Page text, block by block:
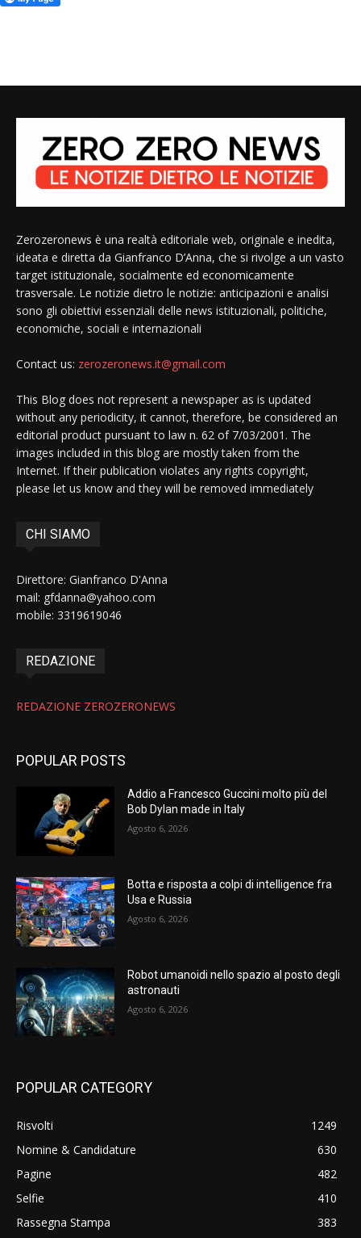
Zerozeronews è una realtà editoriale web, originale e inedita,
ideata e diretta da Gianfranco D’Anna, che si rivolge a un vasto
target istituzionale, socialmente ed economicamente
trasversale. Le notizie dietro le notizie: anticipazioni e analisi
sono gli obiettivi essenziali delle news istituzionali, politiche,
economiche, sociali e internazionali
Contact us: zerozeronews.it@gmail.com
This Blog does not represent a newspaper as is updated
without any periodicity, it cannot, therefore, be considered an
editorial product pursuant to law n. 62 of 7/03/2001. The
images included in this blog are mostly taken from the
Internet. If their publication violates any rights copyright,
please let us know and they will be removed immediately
CHI SIAMO
Direttore: Gianfranco D'Anna
mail: gfdanna@yahoo.com
mobile: 3319619046
REDAZIONE
REDAZIONE ZEROZERONEWS
POPULAR POSTS
Addio a Francesco Guccini molto più del
Bob Dylan made in Italy
Agosto 6, 2026
Botta e risposta a colpi di intelligence fra
Usa e Russia
Agosto 6, 2026
Robot umanoidi nello spazio al posto degli
astronauti
Agosto 6, 2026
POPULAR CATEGORY
Risvolti
1249
Nomine & Candidature
630
Pagine
482
Selfie
410
Rassegna Stampa
383